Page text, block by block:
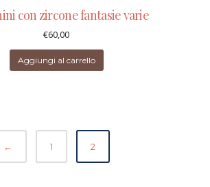
con zircone fantasie varie
€60,00
Aggiungi al carrello
← 1 2